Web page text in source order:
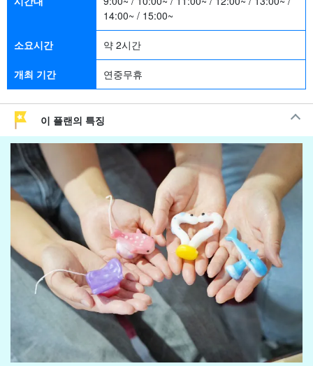
14:00~ / 15:00~
소요시간 약 2시간
개최 기간 연중무휴
이 플랜의 특징